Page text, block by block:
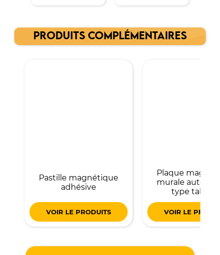
PRODUITS COMPLÉMENTAIRES
Pastille magnétique
adhésive
VOIR LE PRODUITS
Plaque
murale
type
VOIR LE